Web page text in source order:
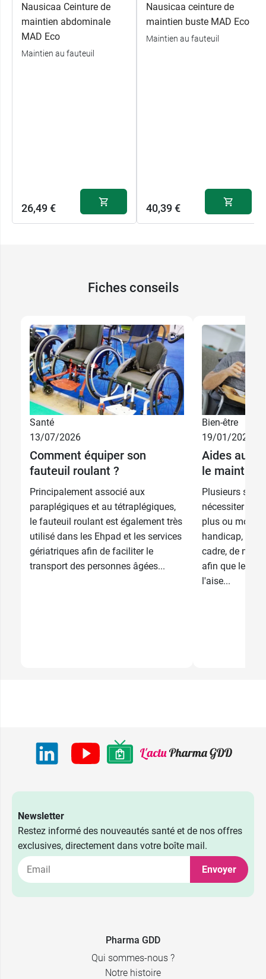
Nausicaa Ceinture de
maintien abdominale
MAD Eco
Maintien au fauteuil
26,49 €
Nausicaa ceinture de
maintien buste MAD Eco
Maintien au fauteuil
40,39 €
Fiches conseils
Santé
13/07/2026
Comment équiper son
fauteuil roulant ?
Principalement associé aux
paraplégiques et au tétraplégiques,
le fauteuil roulant est également très
utilisé dans les Ehpad et les services
gériatriques afin de faciliter le
transport des personnes âgées...
Bien-être
19/01/2026
Aides au
le maintien
Plusieurs
nécessiter un
plus ou moins
handicap,
cadre, de
afin que le
l'aise...
Newsletter
Restez informé des nouveautés santé et de nos offres
exclusives, directement dans votre boîte mail.
Envoyer
Pharma GDD
Qui sommes-nous ?
Notre histoire